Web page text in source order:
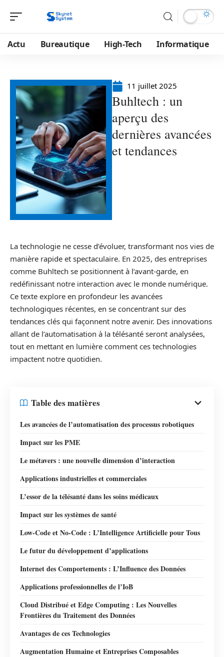
Actu Bureautique High-Tech Informatique
11 juillet 2025
Buhltech : un
aperçu des
dernières avancées
et tendances
La technologie ne cesse d’évoluer, transformant nos vies de
manière rapide et spectaculaire. En 2025, des entreprises
comme Buhltech se positionnent à l’avant-garde, en
redéfinissant notre interaction avec le monde numérique.
Ce texte explore en profondeur les avancées
technologiques récentes, en se concentrant sur des
tendances clés qui façonnent notre avenir. Des innovations
allant de l’automatisation à la télésanté seront analysées,
tout en mettant en lumière comment ces technologies
impactent notre quotidien.
Table des matières
Les avancées de l’automatisation des processus robotiques
Impact sur les PME
Le métavers : une nouvelle dimension d’interaction
Applications industrielles et commerciales
L’essor de la télésanté dans les soins médicaux
Impact sur les systèmes de santé
Low-Code et No-Code : L’Intelligence Artificielle pour Tous
Le futur du développement d’applications
Internet des Comportements : L’Influence des Données
Applications professionnelles de l’IoB
Cloud Distribué et Edge Computing : Les Nouvelles
Frontières du Traitement des Données
Avantages de ces Technologies
Augmentation Humaine et Entreprises Composables